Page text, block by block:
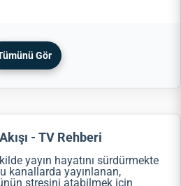
Gör
- TV Rehberi
yayın hayatını sürdürmekte
kanallarda yayınlanan,
stresini atabilmek için